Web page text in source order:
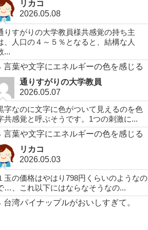
リカコ
2026.05.08
りすがりの大学教員様共感覚の持ち主
、人口の４～５％となると、結構な人
...
言葉や文字にエネルギーの色を感じる
通りすがりの大学教員
2026.05.07
字なのに文字に色がついて見えるのを色
共感覚と呼ぶそうです。1つの刺激に...
言葉や文字にエネルギーの色を感じる
リカコ
2026.05.03
玉の価格はやはり798円くらいのようなの
…、これ以下にはならなそうなの...
台湾パイナップルがおいしすぎて。